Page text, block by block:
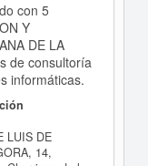
con 5
Y
DE LA
de consultoría
informáticas.
LUIS DE
14,